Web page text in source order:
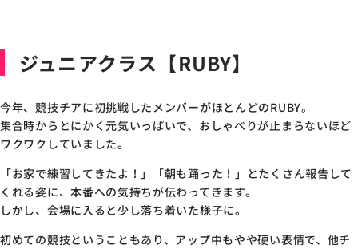
ジュニアクラス【RUBY】
今年、競技チアに初挑戦したメンバーがほとんどのRUBY。
集合時からとにかく元気いっぱいで、おしゃべりが止まらないほど
ワクワクしていました。
「お家で練習してきたよ！」「朝も踊った！」とたくさん報告して
くれる姿に、本番への気持ちが伝わってきます。
しかし、会場に入ると少し落ち着いた様子に。
初めての競技ということもあり、アップ中もやや硬い表情で、他チ